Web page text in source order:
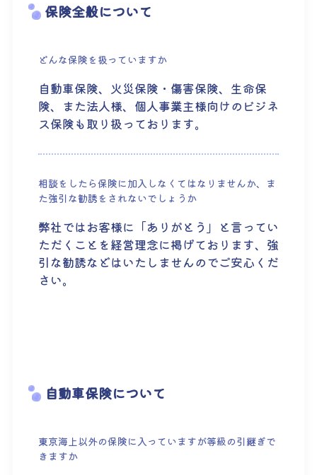
保険全般について
どんな保険を扱っていますか
自動車保険、火災保険・傷害保険、生命保
険、また法人様、個人事業主様向けのビジネ
ス保険も取り扱っております。
相談をしたら保険に加入しなくてはなりませんか、ま
た強引な勧誘をされないでしょうか
弊社ではお客様に「ありがとう」と言ってい
ただくことを経営理念に掲げております、強
引な勧誘などはいたしませんのでご安心くだ
さい。
自動車保険について
東京海上以外の保険に入っていますが等級の引継ぎで
きますか